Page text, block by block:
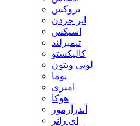
بروکس
ایر جردن
اسیکس
تیمبرلند
کالیکستو
لویی ویتون
پوما
امیری
هوکا
آندرآرمور
آی رانر